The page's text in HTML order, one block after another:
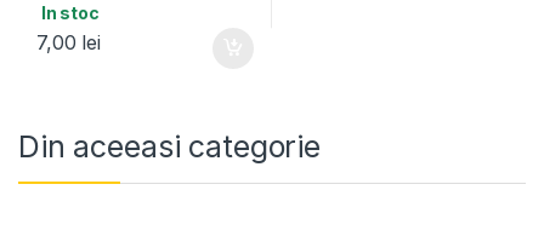
In stoc
7,00 lei
Din aceeasi categorie